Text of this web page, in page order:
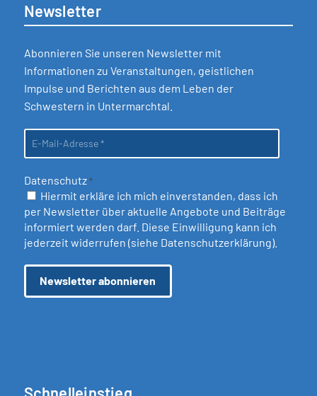
Newsletter
Abonnieren Sie unseren Newsletter mit
Informationen zu Veranstaltungen, geistlichen
Impulse und Berichten aus dem Leben der
Schwestern in Untermarchtal.
Datenschutz*
Hiermit erkläre ich mich einverstanden, dass ich
per Newsletter über aktuelle Angebote und Beiträge
informiert werden darf. Diese Einwilligung kann ich
jederzeit widerrufen (siehe Datenschutzerklärung).
Schnelleinstieg